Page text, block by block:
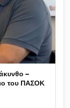
–
του ΠΑΣΟΚ